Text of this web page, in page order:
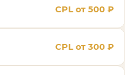
CPL от500 ₽
CPL от300 ₽